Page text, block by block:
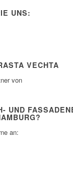
UNS:
VECHTA
von
UND
an: